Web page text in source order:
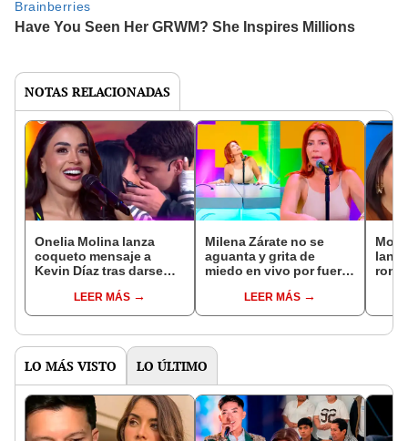
NOTAS RELACIONADAS
Onelia Molina lanza
coqueto mensaje a
Kevin Díaz tras darse
'Esto es guerra': "¡Qué
bien besa!"
LEER MÁS
Milena Zárate no se
aguanta y grita de
miedo en vivo por fuerte
me muero!"LEER MÁS
LO MÁS VISTO LO ÚLTIMO